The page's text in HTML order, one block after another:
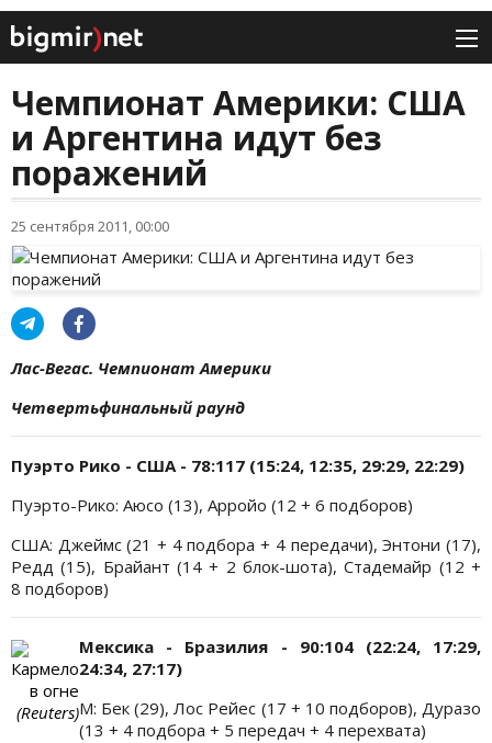
Чемпионат Америки: США
и Аргентина идут без
поражений
25 сентября 2011, 00:00
Лас-Вегас. Чемпионат Америки
Четвертьфинальный раунд
Пуэрто Рико - США - 78:117 (15:24, 12:35, 29:29, 22:29)
Пуэрто-Рико: Аюсо (13), Арройо (12 + 6 подборов)
США: Джеймс (21 + 4 подбора + 4 передачи), Энтони (17),
Редд (15), Брайант (14 + 2 блок-шота), Стадемайр (12 +
8 подборов)
Кармело
в огне
(Reuters)
Мексика - Бразилия - 90:104 (22:24, 17:29,
24:34, 27:17)
М: Бек (29), Лос Рейес (17 + 10 подборов), Дуразо
(13 + 4 подбора + 5 передач + 4 перехвата)